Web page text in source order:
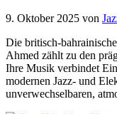
9. Oktober 2025 von
Die britisch-
Ahmed zählt zu den
Ihre Musik verbindet
modernen Jazz- und
unverwechselbaren,